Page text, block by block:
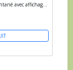
avec affichage